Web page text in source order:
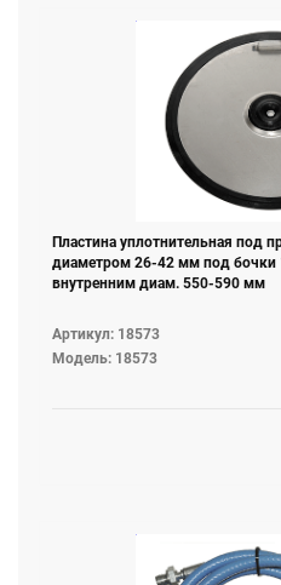
Пластина уплотнительная под
диаметром 26-42 мм под бочки
внутренним диам. 550-590 мм
Артикул: 18573
Модель: 18573